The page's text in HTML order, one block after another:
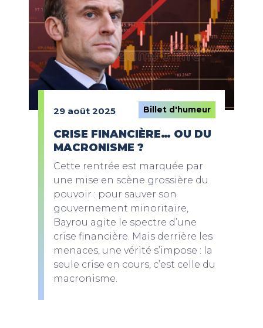
29 août 2025 Billet d'humeur
CRISE FINANCIÈRE… OU DU
MACRONISME ?
Cette rentrée est marquée par
une mise en scène grossière du
pouvoir : pour sauver son
gouvernement minoritaire,
Bayrou agite le spectre d’une
crise financière. Mais derrière les
menaces, une vérité s’impose : la
seule crise en cours, c’est celle du
macronisme.